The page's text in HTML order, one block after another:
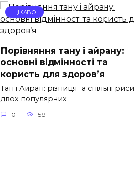
ЦІКАВО
Порівняння тану і айрану:
основні відмінності та
користь для здоров’я
Тан і Айран: різниця та спільні риси
двох популярних
0 58